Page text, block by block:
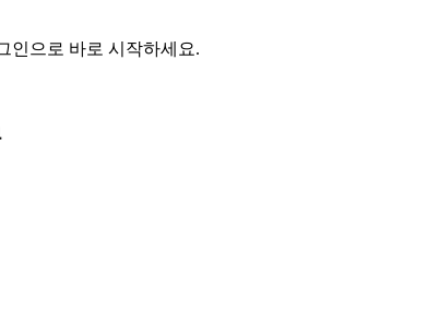
인으로 바로 시작하세요.